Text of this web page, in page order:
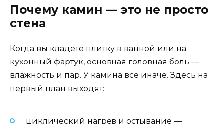
Почему камин — это не просто
стена
Когда вы кладете плитку в ванной или на
кухонный фартук, основная головная боль —
влажность и пар. У камина всё иначе. Здесь на
первый план выходят:
циклический нагрев и остывание —